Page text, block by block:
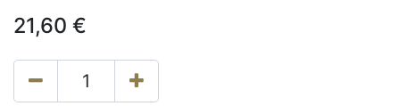
21,60 €